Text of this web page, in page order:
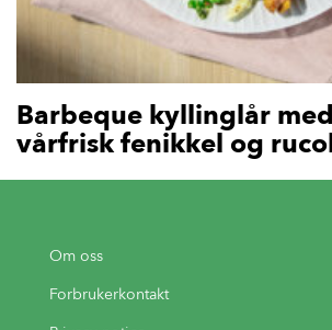
Barbeque kyllinglår
vårfrisk fenikkel og
Om oss
Forbrukerkontakt